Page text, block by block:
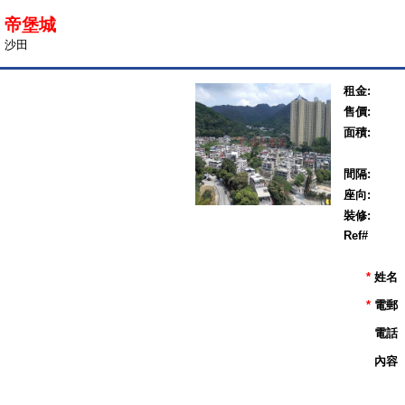
帝堡城
沙田
租金:
售價:
面積:
間隔:
座向:
裝修:
Ref#
* 姓名
* 電郵
電話
內容